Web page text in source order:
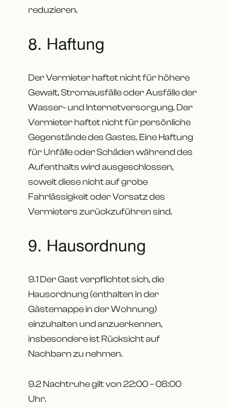
reduzieren.
8. Haftung
Der Vermieter haftet nicht für höhere
Gewalt, Stromausfälle oder Ausfälle der
Wasser- und Internetversorgung. Der
Vermieter haftet nicht für persönliche
Gegenstände des Gastes. Eine Haftung
für Unfälle oder Schäden während des
Aufenthalts wird ausgeschlossen,
soweit diese nicht auf grobe
Fahrlässigkeit oder Vorsatz des
Vermieters zurückzuführen sind.
9. Hausordnung
9.1 Der Gast verpflichtet sich, die
Hausordnung (enthalten in der
Gästemappe in der Wohnung)
einzuhalten und anzuerkennen,
insbesondere ist Rücksicht auf
Nachbarn zu nehmen.
9.2 Nachtruhe gilt von 22:00 – 08:00
Uhr.